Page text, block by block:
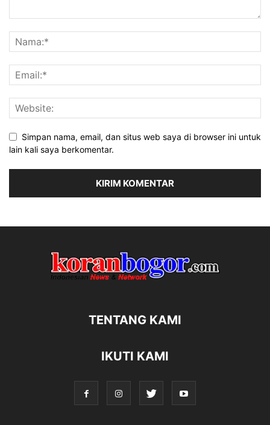
Simpan nama, email, dan situs web saya di browser ini untuk
lain kali saya berkomentar.
TENTANG KAMI
IKUTI KAMI